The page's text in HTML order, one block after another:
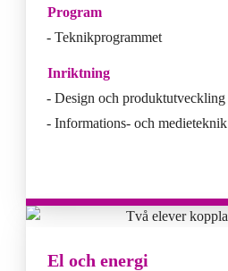
Program
Teknikprogrammet
Inriktning
Design och produktutveckling
Informations- och medieteknik
El och energi